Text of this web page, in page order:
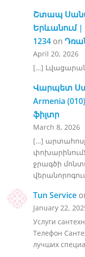
Շտապ
Երևանում |
1234 on
April 20, 2026
[…]
Վարպետ
Armenia
ֆիլտր
March 8, 2026
[…]
ջրագծի
Tun Service
January 22,
Услуги
Телефон
лучших